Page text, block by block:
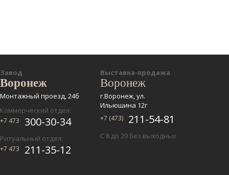
Завод
Воронеж
Монтажный проезд, 24б
Коммерческий отдел:
+7 473 300-30-34
Ритуальный отдел:
+7 473 211-35-12
Выставка-продажа
Воронеж
г.Воронеж, ул.
Ильюшина 12г
+7 (473) 211-54-81
С 8 до 20 без выходных